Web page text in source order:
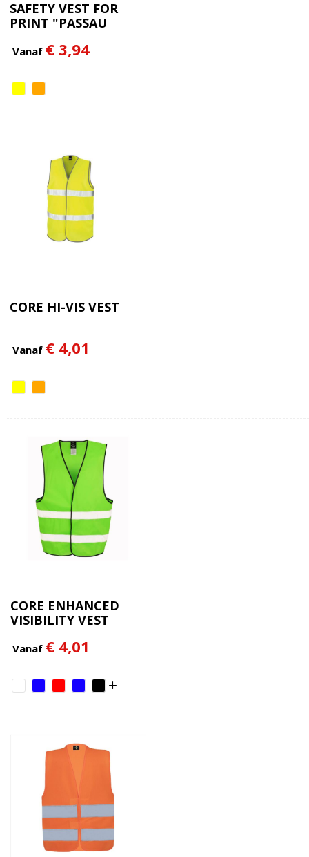
SAFETY VEST FOR
PRINT "PASSAU
Vanaf € 3,94
CORE HI-VIS VEST
Vanaf € 4,01
CORE ENHANCED
VISIBILITY VEST
Vanaf € 4,01